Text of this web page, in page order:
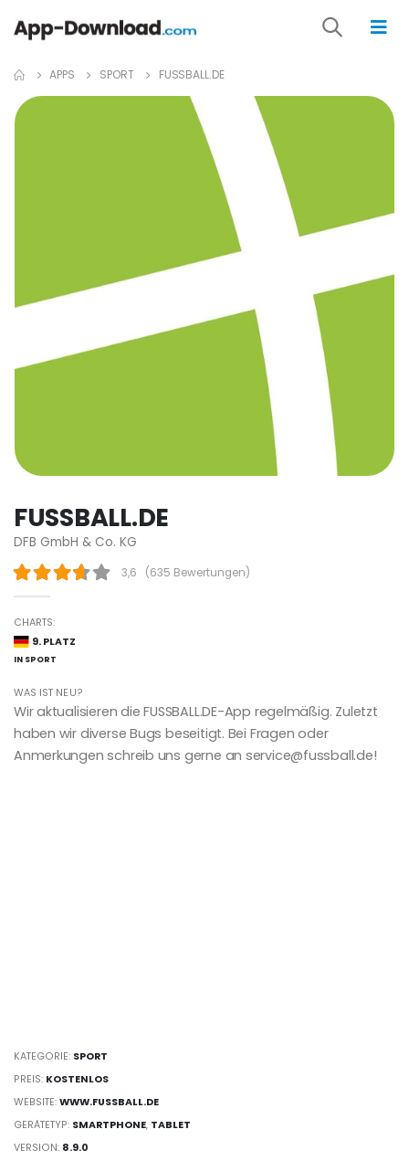
APPS SPORT FUSSBALL.DE
FUSSBALL.DE
DFB GmbH & Co. KG
3,6 (635 Bewertungen)
CHARTS:
9. PLATZ
IN SPORT
WAS IST NEU?
Wir aktualisieren die FUSSBALL.DE-App regelmäßig. Zuletzt
haben wir diverse Bugs beseitigt. Bei Fragen oder
Anmerkungen schreib uns gerne an service@fussball.de!
KATEGORIE: SPORT
PREIS: KOSTENLOS
WEBSITE:WWW.FUSSBALL.DE
GERÄTETYP: SMARTPHONE, TABLET
VERSION: 8.9.0